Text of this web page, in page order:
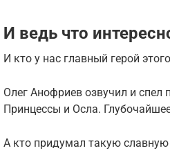
И ведь что
И кто у нас главный герой
Олег Анофриев озвучил и спел
Принцессы и Осла.
А кто придумал такую